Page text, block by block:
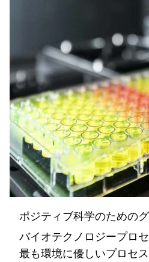
ポジティブ科学のための
バイオテクノロジープロ
最も環境に優しいプロセ